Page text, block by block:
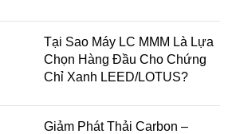
Tại Sao Máy LC MMM Là Lựa
Chọn Hàng Đầu Cho Chứng
Chỉ Xanh LEED/LOTUS?
Giảm Phát Thải Carbon –